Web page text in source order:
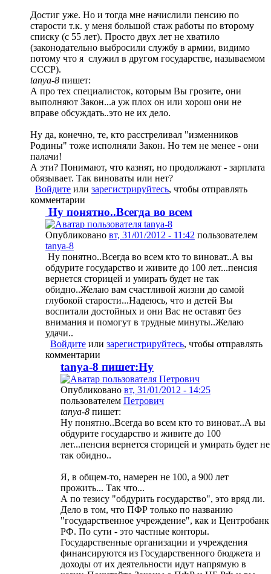
Достиг уже. Но и тогда мне начислили пенсию по
старости т.к. у меня большой стаж работы по второму
списку (с 55 лет). Просто двух лет не хватило
(законодательно выбросили службу в армии, видимо
потому что я служил в другом государстве, называемом
СССР).
tanya-8 пишет:
А про тех специалисток, которым Вы грозите, они
выполняют Закон...а уж плох он или хорош они не
вправе обсуждать..это не их дело.
Ну да, конечно, те, кто расстреливал "изменников
Родины" тоже исполняли Закон. Но тем не менее - они
палачи!
А эти? Понимают, что казнят, но продолжают - зарплата
обязывает. Так виноваты или нет?
Войдите или зарегистрируйтесь, чтобы отправлять
комментарии
Ну понятно..Всегда во всем
Опубликовано вт, 31/01/2012 - 11:42 пользователем
tanya-8
Ну понятно..Всегда во всем кто то виноват..А вы
обдурите государство и живите до 100 лет...пенсия
вернется сторицей и умирать будет не так
обидно..Желаю вам счастливой жизни до самой
глубокой старости...Надеюсь, что и детей Вы
воспитали достойных и они Вас не оставят без
внимания и помогут в трудные минуты..Желаю
удачи..
Войдите или зарегистрируйтесь, чтобы отправлять
комментарии
tanya-8 пишет:Ну
Опубликовано вт, 31/01/2012 - 14:25
пользователем Петрович
tanya-8 пишет:
Ну понятно..Всегда во всем кто то виноват..А вы
обдурите государство и живите до 100
лет...пенсия вернется сторицей и умирать будет не
так обидно..
Я, в общем-то, намерен не 100, а 900 лет
прожить... Так что...
А по тезису "обдурить государство", это вряд ли.
Дело в том, что ПФР только по названию
"государственное учреждение", как и Центробанк
РФ. По сути - это частные конторы.
Государственные организации и учреждения
финансируются из Государственного бюджета и
доходы от их деятельности идут напрямую в